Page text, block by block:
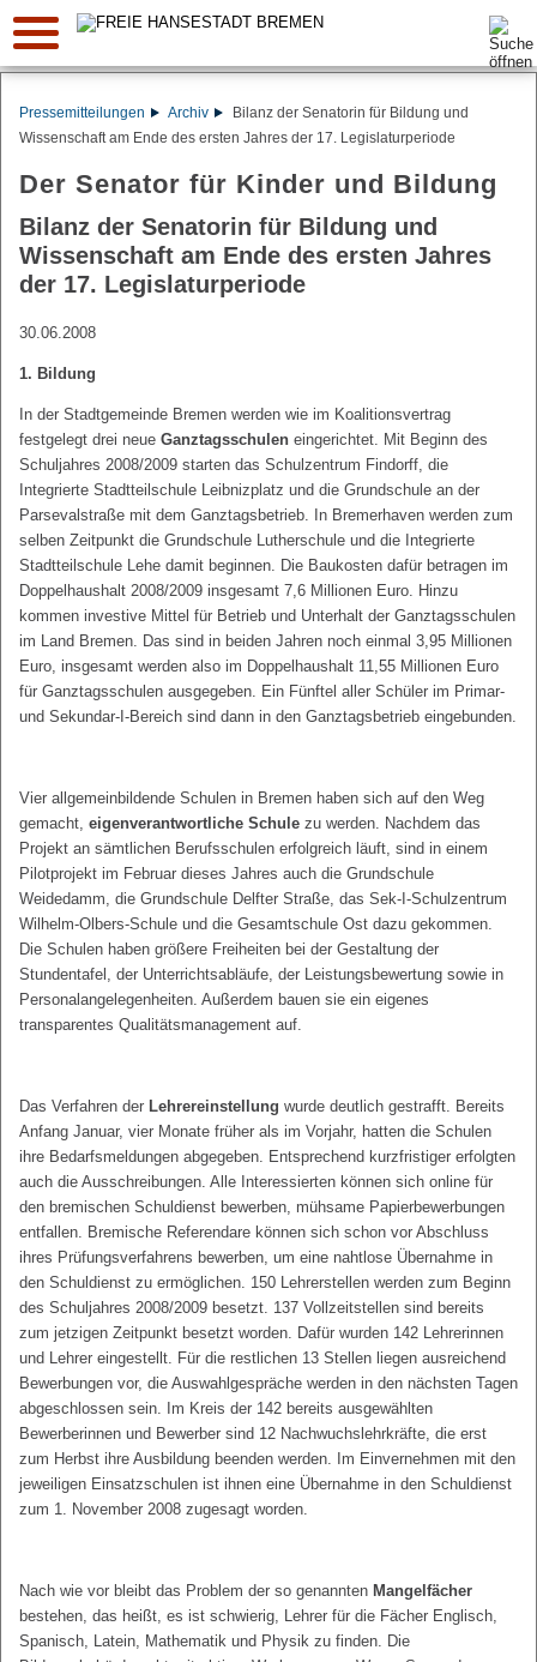
Suche:
Pressemitteilungen Archiv
Bilanz der Senatorin für Bildung und
Wissenschaft am Ende des ersten Jahres der 17. Legislaturperiode
Der Senator für Kinder und Bildung
Bilanz der Senatorin für Bildung und
Wissenschaft am Ende des ersten Jahres
der 17. Legislaturperiode
30.06.2008
1. Bildung
In der Stadtgemeinde Bremen werden wie im Koalitionsvertrag
festgelegt drei neue Ganztagsschulen eingerichtet. Mit Beginn des
Schuljahres 2008/2009 starten das Schulzentrum Findorff, die
Integrierte Stadtteilschule Leibnizplatz und die Grundschule an der
Parsevalstraße mit dem Ganztagsbetrieb. In Bremerhaven werden zum
selben Zeitpunkt die Grundschule Lutherschule und die Integrierte
Stadtteilschule Lehe damit beginnen. Die Baukosten dafür betragen im
Doppelhaushalt 2008/2009 insgesamt 7,6 Millionen Euro. Hinzu
kommen investive Mittel für Betrieb und Unterhalt der Ganztagsschulen
im Land Bremen. Das sind in beiden Jahren noch einmal 3,95 Millionen
Euro, insgesamt werden also im Doppelhaushalt 11,55 Millionen Euro
für Ganztagsschulen ausgegeben. Ein Fünftel aller Schüler im Primar-
und Sekundar-I-Bereich sind dann in den Ganztagsbetrieb eingebunden.
Vier allgemeinbildende Schulen in Bremen haben sich auf den Weg
gemacht, eigenverantwortliche Schule zu werden. Nachdem das
Projekt an sämtlichen Berufsschulen erfolgreich läuft, sind in einem
Pilotprojekt im Februar dieses Jahres auch die Grundschule
Weidedamm, die Grundschule Delfter Straße, das Sek-I-Schulzentrum
Wilhelm-Olbers-Schule und die Gesamtschule Ost dazu gekommen.
Die Schulen haben größere Freiheiten bei der Gestaltung der
Stundentafel, der Unterrichtsabläufe, der Leistungsbewertung sowie in
Personalangelegenheiten. Außerdem bauen sie ein eigenes
transparentes Qualitätsmanagement auf.
Das Verfahren der Lehrereinstellung wurde deutlich gestrafft. Bereits
Anfang Januar, vier Monate früher als im Vorjahr, hatten die Schulen
ihre Bedarfsmeldungen abgegeben. Entsprechend kurzfristiger erfolgten
auch die Ausschreibungen. Alle Interessierten können sich online für
den bremischen Schuldienst bewerben, mühsame Papierbewerbungen
entfallen. Bremische Referendare können sich schon vor Abschluss
ihres Prüfungsverfahrens bewerben, um eine nahtlose Übernahme in
den Schuldienst zu ermöglichen. 150 Lehrerstellen werden zum Beginn
des Schuljahres 2008/2009 besetzt. 137 Vollzeitstellen sind bereits
zum jetzigen Zeitpunkt besetzt worden. Dafür wurden 142 Lehrerinnen
und Lehrer eingestellt. Für die restlichen 13 Stellen liegen ausreichend
Bewerbungen vor, die Auswahlgespräche werden in den nächsten Tagen
abgeschlossen sein. Im Kreis der 142 bereits ausgewählten
Bewerberinnen und Bewerber sind 12 Nachwuchslehrkräfte, die erst
zum Herbst ihre Ausbildung beenden werden. Im Einvernehmen mit den
jeweiligen Einsatzschulen ist ihnen eine Übernahme in den Schuldienst
zum 1. November 2008 zugesagt worden.
Nach wie vor bleibt das Problem der so genannten Mangelfächer
bestehen, das heißt, es ist schwierig, Lehrer für die Fächer Englisch,
Spanisch, Latein, Mathematik und Physik zu finden. Die